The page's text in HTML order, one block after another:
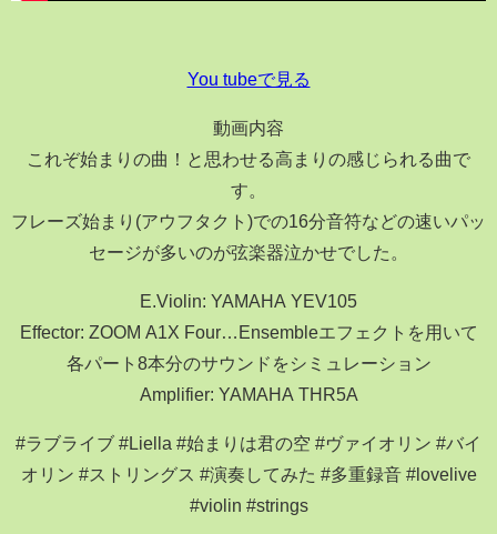
You tubeで見る
動画内容
これぞ始まりの曲！と思わせる高まりの感じられる曲で
す。
フレーズ始まり(アウフタクト)での16分音符などの速いパッ
セージが多いのが弦楽器泣かせでした。
E.Violin: YAMAHA YEV105
Effector: ZOOM A1X Four…Ensembleエフェクトを用いて
各パート8本分のサウンドをシミュレーション
Amplifier: YAMAHA THR5A
#ラブライブ #Liella #始まりは君の空 #ヴァイオリン #バイ
オリン #ストリングス #演奏してみた #多重録音 #lovelive
#violin #strings